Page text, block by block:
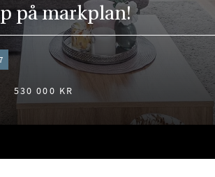
på markplan!
530 000 KR